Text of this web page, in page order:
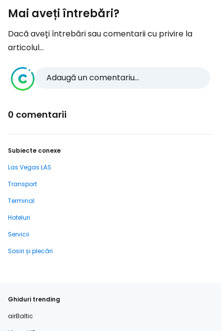
Mai aveți întrebări?
Dacă aveți întrebări sau comentarii cu privire la
articolul...
Adaugă un comentariu...
0 comentarii
Subiecte conexe
Las Vegas LAS
Transport
Terminal
Hoteluri
Servicii
Sosiri și plecări
Ghiduri trending
airBaltic